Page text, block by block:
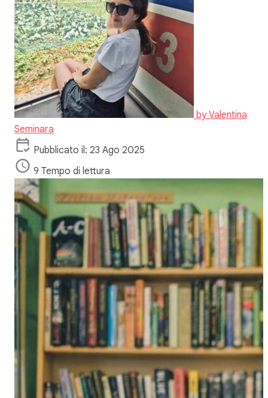
byValentina
Seminara
Pubblicato il: 23 Ago 2025
9 Tempo di lettura